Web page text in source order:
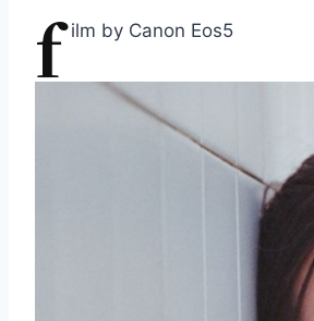
f ilm by Canon Eos5